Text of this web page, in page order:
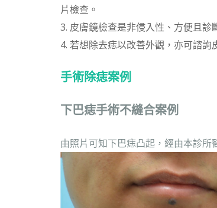
片檢查。
3. 皮膚鏡檢查是非侵入性、方便且診
4. 若想除去痣以改善外觀，亦可諮詢
手術除痣案例
下巴痣手術不縫合案例
由照片可知下巴痣凸起，經由本診